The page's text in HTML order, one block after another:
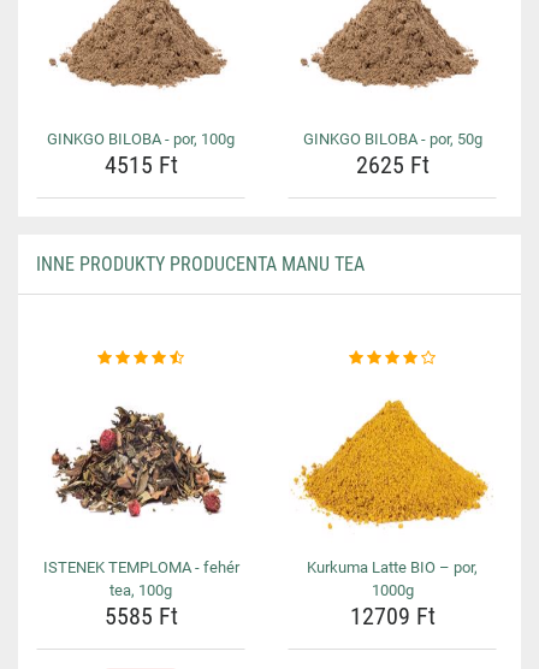
GINKGO BILOBA - por, 100g
4515 Ft
GINKGO BILOBA - por, 50g
2625 Ft
INNE PRODUKTY PRODUCENTA MANU TEA
ISTENEK TEMPLOMA - fehér
tea, 100g
5585 Ft
Kurkuma Latte BIO – por,
1000g
12709 Ft